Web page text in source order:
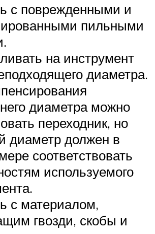
с поврежденными и
пильными
на инструмент
диаметра.
диаметра можно
переходник, но
диаметр должен в
соответствовать
используемого
с материалом,
гвозди, скобы и